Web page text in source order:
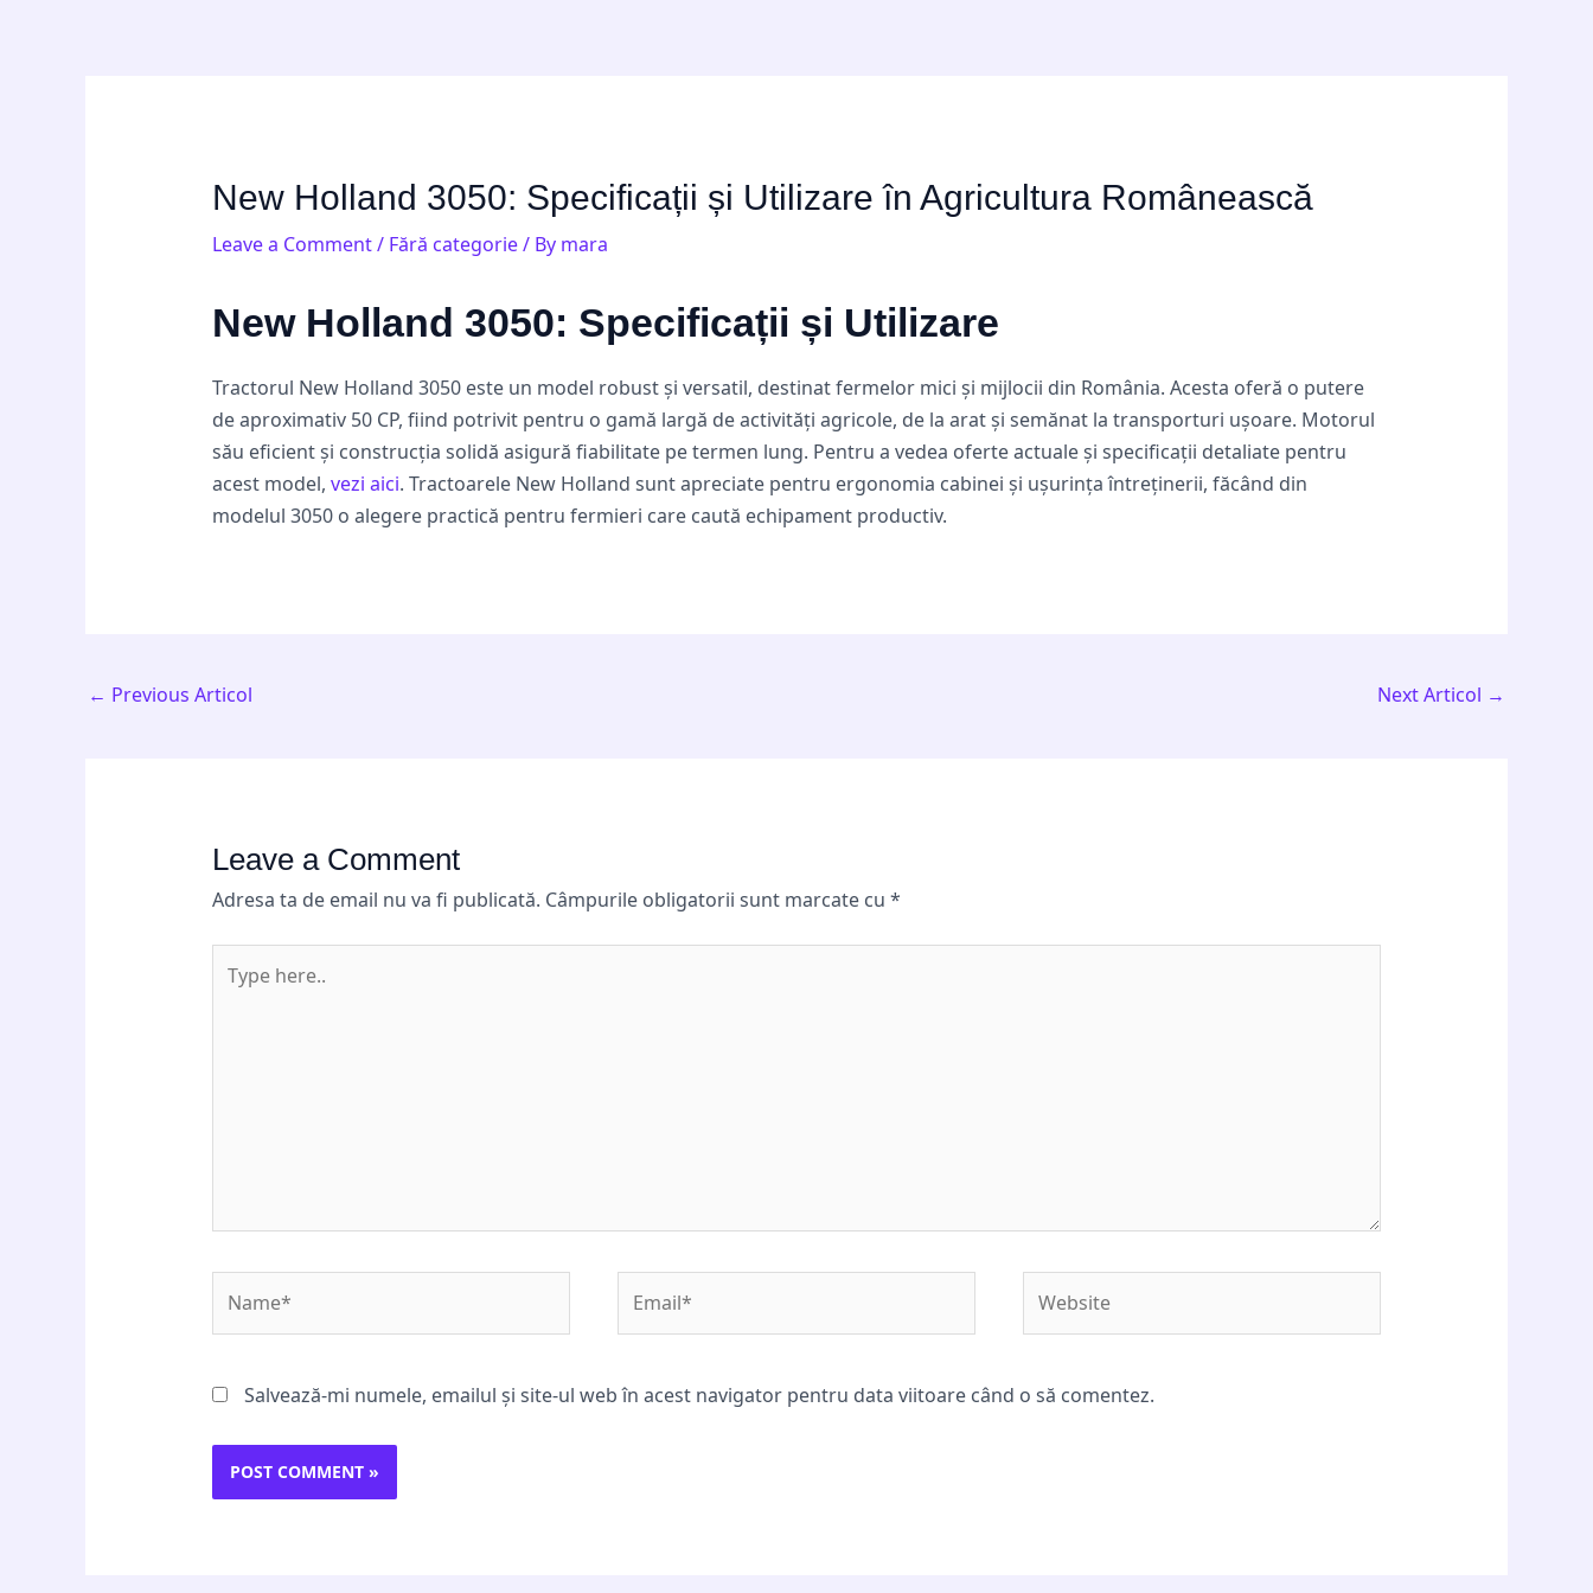
New Holland 3050: Specificații și Utilizare în Agricultura Românească
Leave a Comment/ Fără categorie/ By mara
New Holland 3050: Specificații și Utilizare
Tractorul New Holland 3050 este un model robust și versatil, destinat fermelor mici și mijlocii din România. Acesta oferă o putere
de aproximativ 50 CP, fiind potrivit pentru o gamă largă de activități agricole, de la arat și semănat la transporturi ușoare. Motorul
său eficient și construcția solidă asigură fiabilitate pe termen lung. Pentru a vedea oferte actuale și specificații detaliate pentru
acest model, vezi aici. Tractoarele New Holland sunt apreciate pentru ergonomia cabinei și ușurința întreținerii, făcând din
modelul 3050 o alegere practică pentru fermieri care caută echipament productiv.
← Previous Articol Next Articol →
Leave a Comment
Adresa ta de email nu va fi publicată. Câmpurile obligatorii sunt marcate cu *
here..
Salvează-mi numele, emailul și site-ul web în acest navigator pentru data viitoare când o să comentez.